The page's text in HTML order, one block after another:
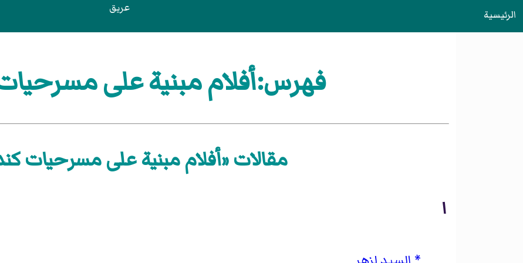
الرئيسية عريق
فهرس:أفلام مبنية على
مقالات «أفلام مبنية على مسرحيات
ا